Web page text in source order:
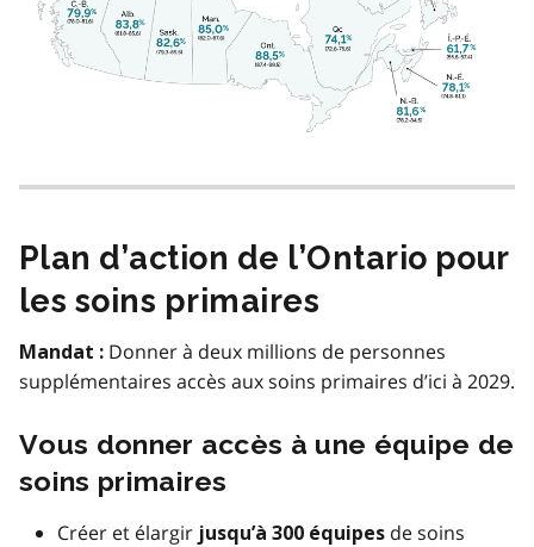
Plan d’action de l’Ontario pour
les soins primaires
Mandat : Donner à deux millions de personnes
supplémentaires accès aux soins primaires d’ici à 2029.
Vous donner accès à une équipe de
soins primaires
Créer et élargir jusqu’à 300 équipes de soins